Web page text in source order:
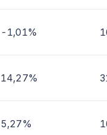
-1,01%
14,27%
5,27%